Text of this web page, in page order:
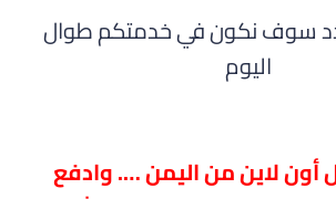
سوف نكون في خدمتكم طوال
اليوم
أون لاين من اليمن …. وادفع